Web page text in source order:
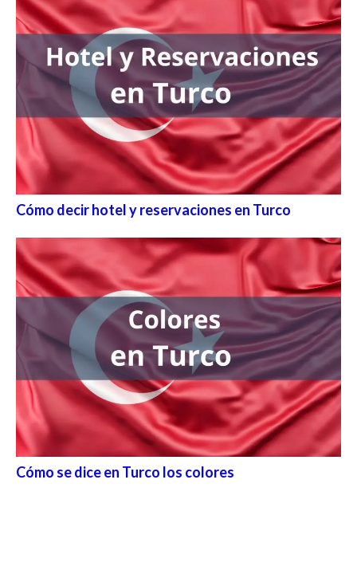
Cómo decir hotel y reservaciones en Turco
Cómo se dice en Turco los colores